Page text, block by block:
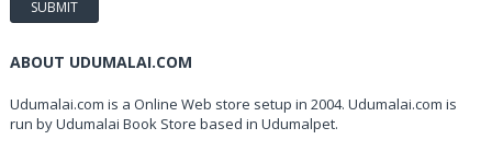
ABOUT UDUMALAI.COM
Udumalai.com is a Online Web store setup in 2004. Udumalai.com is
run by Udumalai Book Store based in Udumalpet.